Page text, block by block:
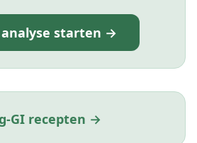
analyse starten →
GI recepten →